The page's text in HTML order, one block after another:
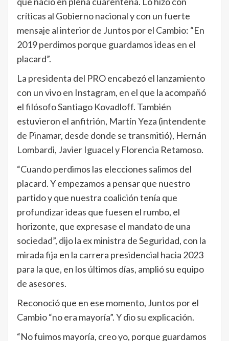
críticas al Gobierno nacional y con un fuerte
mensaje al interior de Juntos por el Cambio: “En
2019 perdimos porque guardamos ideas en el
placard”.
La presidenta del PRO encabezó el lanzamiento
con un vivo en Instagram, en el que la acompañó
el filósofo Santiago Kovadloff. También
estuvieron el anfitrión, Martín Yeza (intendente
de Pinamar, desde donde se transmitió), Hernán
Lombardi, Javier Iguacel y Florencia Retamoso.
“Cuando perdimos las elecciones salimos del
placard. Y empezamos a pensar que nuestro
partido y que nuestra coalición tenía que
profundizar ideas que fuesen el rumbo, el
horizonte, que expresase el mandato de una
sociedad”, dijo la ex ministra de Seguridad, con la
mirada fija en la carrera presidencial hacia 2023
para la que, en los últimos días, amplió su equipo
de asesores.
Reconoció que en ese momento, Juntos por el
Cambio “no era mayoría”. Y dio su explicación.
“No fuimos mayoría, creo yo, porque guardamos